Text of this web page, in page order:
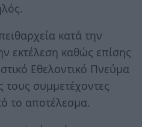
κατά την
εκτέλεση καθώς επίσης
Εθελοντικό Πνεύμα
συμμετέχοντες
το αποτέλεσμα.